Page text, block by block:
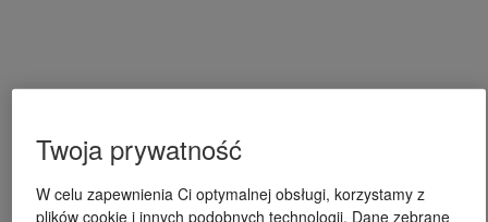
Twoja prywatność
W celu zapewnienia Ci optymalnej obsługi, korzystamy z
plików cookie i innych podobnych technologii. Dane zebrane